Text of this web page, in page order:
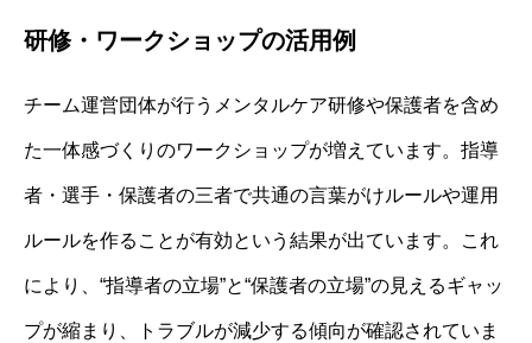
研修・ワークショップの活用例
チーム運営団体が行うメンタルケア研修や保護者を含め
た一体感づくりのワークショップが増えています。指導
者・選手・保護者の三者で共通の言葉がけルールや運用
ルールを作ることが有効という結果が出ています。これ
により、“指導者の立場”と“保護者の立場”の見えるギャッ
プが縮まり、トラブルが減少する傾向が確認されていま